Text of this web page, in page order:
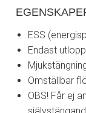
ESS
Endast
Omställbar
OBS! Får ej